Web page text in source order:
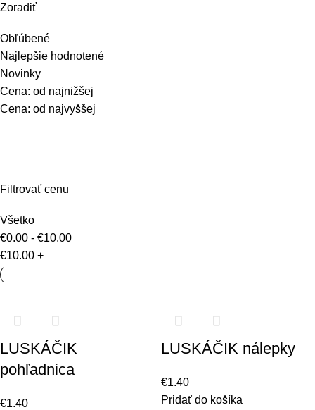
Zoradiť
Obľúbené
Najlepšie hodnotené
Novinky
Cena: od najnižšej
Cena: od najvyššej
Filtrovať cenu
Všetko
€0.00 - €10.00
€10.00 +
LUSKÁČIK
pohľadnica
€1.40
LUSKÁČIK nálepky
€1.40
Pridať do košíka